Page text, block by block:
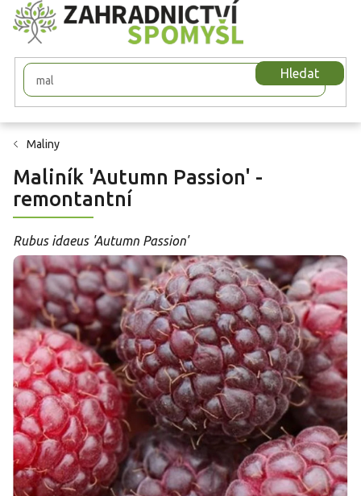
Přejít
na
obsah
Hledat
Maliny
Maliník 'Autumn Passion' -
remontantní
Rubus idaeus 'Autumn Passion'